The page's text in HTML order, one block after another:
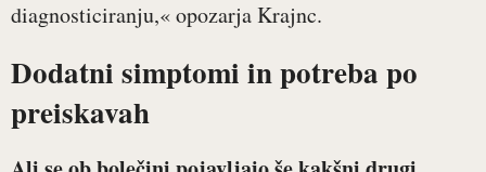
diagnosticiranju,« opozarja Krajnc.
Dodatni simptomi in potreba po
preiskavah